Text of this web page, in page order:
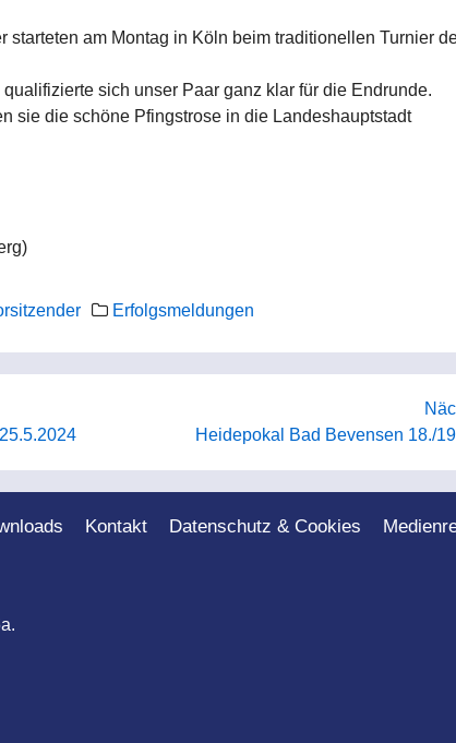
starteten am Montag in Köln beim traditionellen Turnier
sich unser Paar ganz klar für die Endrunde.
sie die schöne Pfingstrose in die Landeshauptstadt
Erfolgsmeldungen
Heidepokal Bad Bevensen 18./
Kontakt Datenschutz & Cookies